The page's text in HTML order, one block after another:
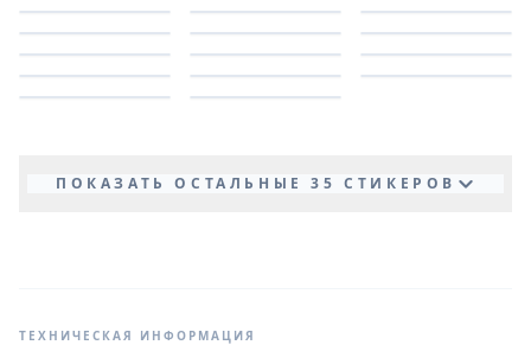
ПОКАЗАТЬ ОСТАЛЬНЫЕ 35 СТИКЕРОВ
ТЕХНИЧЕСКАЯ ИНФОРМАЦИЯ